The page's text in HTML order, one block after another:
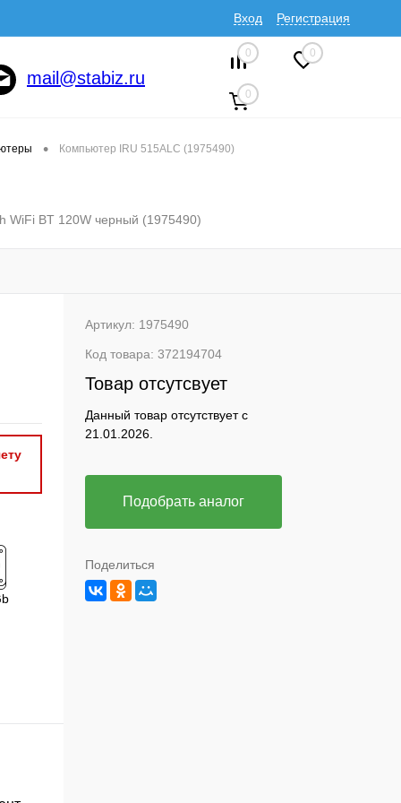
Вход Регистрация
mail@stabiz.ru
0 0
0
• Компьютер IRU 515ALC (1975490)
WiFi BT 120W черный (1975490)
Артикул: 1975490
Код товара: 372194704
Товар отсутсвует
Данный товар отсутствует с
21.01.2026.
Подобрать аналог
Поделиться